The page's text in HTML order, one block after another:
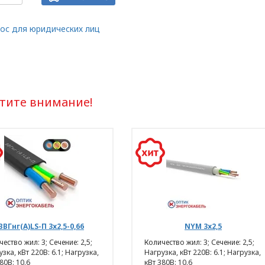
для юридических лиц
внимание!
П 3х2,5-0,66
жил: 3; Сечение: 2,5;
кВт 220В: 6.1; Нагрузка,
10.6
NYM 3х2,5
Количество жил: 3; Сечение: 2,5;
Нагрузка, кВт 220В: 6.1; Нагрузка,
кВт 380В: 10.6
«ОПТИКЭНЕРГОКАБЕЛЬ».
данных разработана с учетом требований
отношений
данных
в отношении обработки персональных
N 99-З «О защите персональных
данных);